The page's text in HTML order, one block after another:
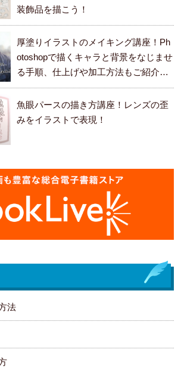
装飾品を描こう！
厚塗りイラストのメイキング講座！Ph
otoshopで描くキャラと背景をなじませ
る手順、仕上げや加工方法もご紹介し
ます。
魚眼パースの描き方講座！レンズの歪
みをイラストで表現！
法